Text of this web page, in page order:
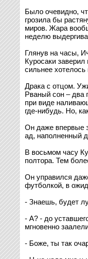
Было очевидно,
грозила бы
миров. Жара
неделю
Глянув на часы,
Куросаки
сильнее
Драка с отцом.
Рваный сон – два
при виде
где-нибудь. Но,
Он даже впервые
ад, наполненный
В восьмом часу
полтора. Тем
Он управился
футболкой, в
- Знаешь, будет
- А? - до
мгновенно
- Боже, ты так